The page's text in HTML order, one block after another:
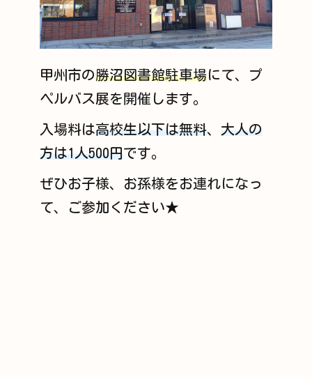
甲州市の勝沼図書館駐車場にて、プ
ペルバス展を開催します。
入場料は高校生以下は無料、 大人の
方は1人500円です。
ぜひお子様、お孫様をお連れになっ
て、ご参加ください★